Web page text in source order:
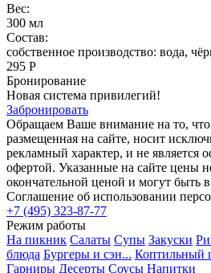
Вес:
300 мл
Состав:
собственное производство: вода,
295 Р
Бронирование
Новая система привилегий!
Забронировать
Обращаем Ваше внимание на то,
размещенная на сайте, носит
рекламный характер, и не является
офертой. Указанные на сайте цены
окончательной ценой и могут быть
Соглашение об использовании
+7 (495) 323-87-77
Режим работы
На пикник Салаты Супы Закуски
блюда Бургеры и сэн... Коптильный
Гарниры Десерты Соусы Напитки